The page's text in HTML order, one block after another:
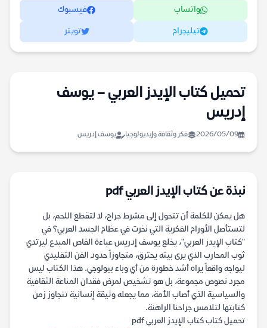
واتساب فيسبوك
تيليجرام تويتر
تحميل كتاب الإيدز العربي – يوسف
إدريس
2026/05/09 فكر وثقافة وإيديولوجيا يوسف إدريس
نبذة عن كتاب الإيدز العربي pdf
هل يمكن للكلمة أن تتحول إلى مشرط جراح، لا لتقطع اللحم، بل
لتستأصل الأورام الفكرية التي نخرت في عظام الجسد العربي؟ في
"كتاب الإيدز العربي"، يخلع يوسف إدريس عباءة القاص المبدع ليرتدي
ثوب المحارب الذي يرى بيته يحترق، متجاوزاً حدود الفن التقليدي
ليواجه واقعاً يراه أشد خطورة من أي وباء بيولوجي. هذا الكتاب ليس
مجرد نصوص مجموعة، بل هو تشخيص لمرض فقدان المناعة الثقافية
والسياسية الذي أصاب الأمة، مما يجعله وثيقة إنسانية تتجاوز زمن
كتابتها لتلامس جراحنا الراهنة.
تحميل كتاب كتاب الإيدز العربي pdf